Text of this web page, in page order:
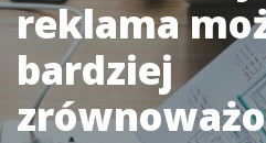
reklama
bardziej